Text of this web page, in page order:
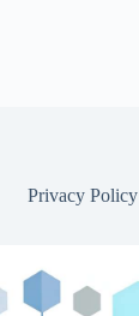
Privacy Policy